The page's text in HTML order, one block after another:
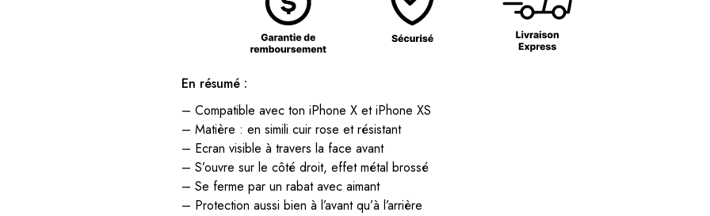
En résumé :
– Compatible avec ton iPhone X et iPhone XS
– Matière : en simili cuir rose et résistant
– Ecran visible à travers la face avant
– S’ouvre sur le côté droit, effet métal brossé
– Se ferme par un rabat avec aimant
– Protection aussi bien à l’avant qu’à l’arrière